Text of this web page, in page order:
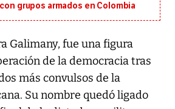
grupos armados en Colombia
Galimany, fue una figura
de la democracia tras
más convulsos de la
Su nombre quedó ligado